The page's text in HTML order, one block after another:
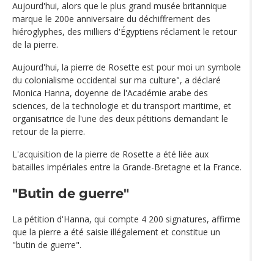
Aujourd'hui, alors que le plus grand musée britannique
marque le 200e anniversaire du déchiffrement des
hiéroglyphes, des milliers d'Égyptiens réclament le retour
de la pierre.
Aujourd'hui, la pierre de Rosette est pour moi un symbole
du colonialisme occidental sur ma culture", a déclaré
Monica Hanna, doyenne de l'Académie arabe des
sciences, de la technologie et du transport maritime, et
organisatrice de l'une des deux pétitions demandant le
retour de la pierre.
L'acquisition de la pierre de Rosette a été liée aux
batailles impériales entre la Grande-Bretagne et la France.
"Butin de guerre"
La pétition d'Hanna, qui compte 4 200 signatures, affirme
que la pierre a été saisie illégalement et constitue un
"butin de guerre".